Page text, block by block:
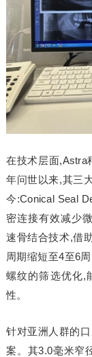
在技术层面,Astra
年问世以来,其三
今:Conical Seal
密连接有效减少
速骨结合技术,借
周期缩短至4至6
螺纹的筛选优化,
性。
针对亚洲人群的
案。其3.0毫米窄